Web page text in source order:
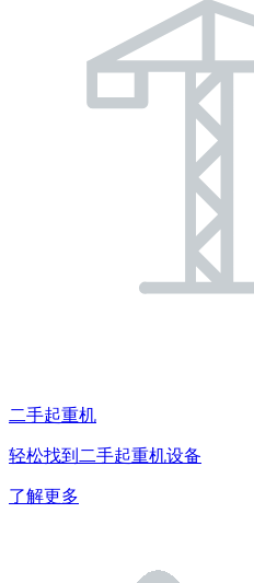
二手起重机
轻松找到二手起重机设备
了解更多